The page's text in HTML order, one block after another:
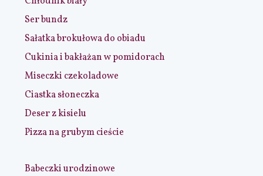
Ser bundz
Sałatka brokułowa do obiadu
Cukinia i bakłażan w pomidorach
Miseczki czekoladowe
Ciastka słoneczka
Deser z kisielu
Pizza na grubym cieście
Babeczki urodzinowe